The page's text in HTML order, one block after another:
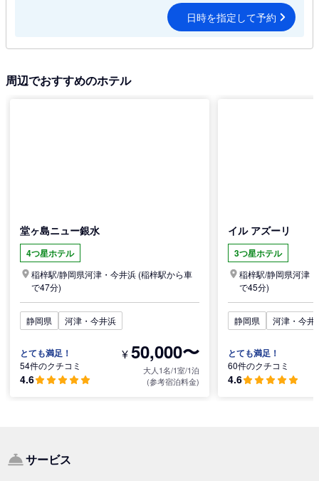
日時を指定して予約
周辺でおすすめのホテル
堂ヶ島ニュー銀水
4つ星ホテル
稲梓駅/静岡県河津・今井浜 (稲梓駅から車
で47分)
静岡県 河津・今井浜
とても満足！
54件のクチコミ
4.6
¥50,000〜
大人1名/1室/1泊
(参考宿泊料金)
イル アズーリ
3つ星ホテル
稲梓駅/静岡県河津
で45分)
静岡県 河津・今井
とても満足！
60件のクチコミ
4.6
サービス